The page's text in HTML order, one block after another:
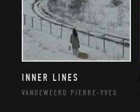
INNER LINES
VANDEWEERD PIERRE-YVES